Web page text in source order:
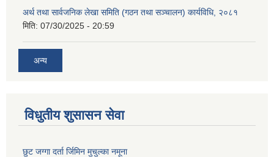
अर्थ तथा सार्वजनिक लेखा समिति (गठन तथा सञ्चालन) कार्यविधि, २०८१
मिति: 07/30/2025 - 20:59
अन्य
विधुतीय शुसासन सेवा
छुट जग्गा दर्ता र्जिमिन मुचुल्का नमूना